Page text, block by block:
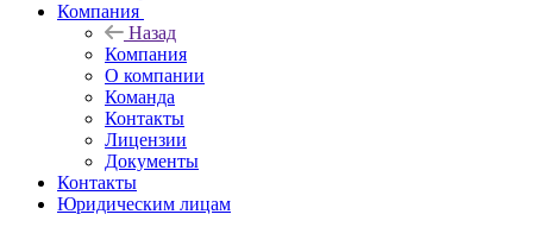
Компания
Назад
Компания
О компании
Команда
Контакты
Лицензии
Документы
Контакты
Юридическим лицам